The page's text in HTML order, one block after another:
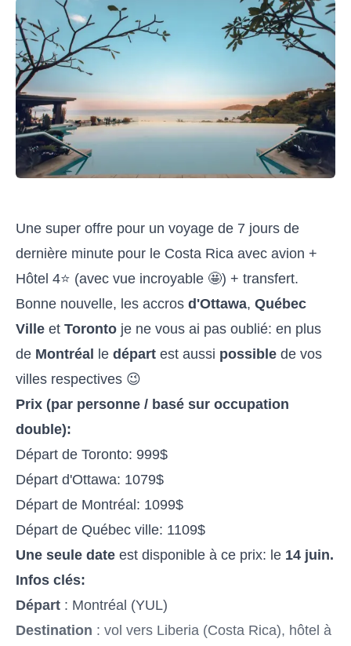
Une super offre pour un voyage de 7 jours de
dernière minute pour le Costa Rica avec avion +
Hôtel 4⭐️ (avec vue incroyable 🤩) + transfert.
Bonne nouvelle, les accros d'Ottawa, Québec
Ville et Toronto je ne vous ai pas oublié: en plus
de Montréal le départ est aussi possible de vos
villes respectives 😉
Prix (par personne / basé sur occupation
double):
Départ de Toronto: 999$
Départ d'Ottawa: 1079$
Départ de Montréal: 1099$
Départ de Québec ville: 1109$
Une seule date est disponible à ce prix: le 14 juin.
Infos clés:
Départ : Montréal (YUL)
Destination : vol vers Liberia (Costa Rica), hôtel à